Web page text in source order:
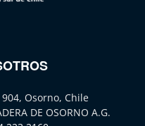
Osorno, Chile
DE OSORNO A.G.